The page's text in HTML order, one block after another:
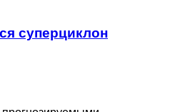
суперциклон